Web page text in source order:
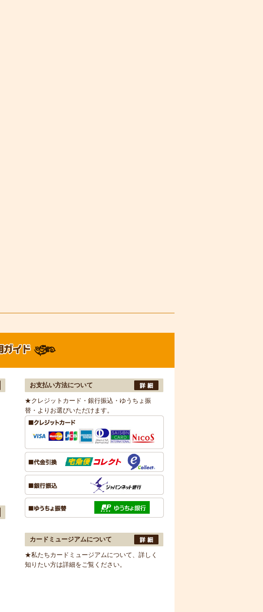
お支払い方法について
★クレジットカード・銀行振込・ゆうちょ振
替・よりお選びいただけます。
カードミュージアムについて
★私たちカードミュージアムについて、詳しく
知りたい方は詳細をご覧ください。